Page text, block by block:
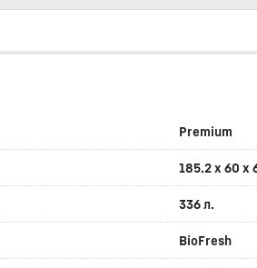
Premium
185.2 x 60 x
336 л.
BioFresh